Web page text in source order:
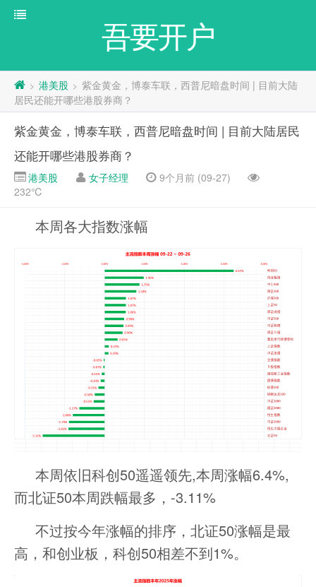
吾要开户
> 港美股 > 紫金黄金，博泰车联，西普尼暗盘时间 | 目前大陆
居民还能开哪些港股券商？
紫金黄金，博泰车联，西普尼暗盘时间 | 目前大陆居民
还能开哪些港股券商？
港美股 女子经理
9个月前 (09-27)
232℃
本周各大指数涨幅
本周依旧科创50遥遥领先,本周涨幅6.4%,
而北证50本周跌幅最多，-3.11%
不过按今年涨幅的排序，北证50涨幅是最
高，和创业板，科创50相差不到1%。